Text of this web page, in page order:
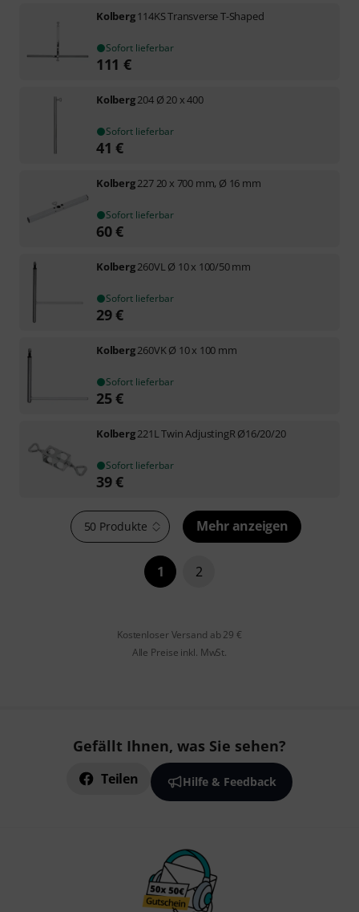
Kolberg114KS Transverse T-Shaped
Sofort lieferbar
111 €
Kolberg204 Ø 20 x 400
Sofort lieferbar
41 €
Kolberg227 20 x 700 mm, Ø 16 mm
Sofort lieferbar
60€
Kolberg260VL Ø 10 x 100/50 mm
Sofort lieferbar
29€
Kolberg260VK Ø 10 x 100 mm
Sofort lieferbar
25€
Kolberg221L Twin AdjustingR Ø16/20/20
Sofort lieferbar
39€
50 Produkte Mehr anzeigen
1 2
Kostenloser Versand ab 29 €
Alle Preise inkl. MwSt.
Gefällt Ihnen, was Sie sehen?
Teilen Hilfe & Feedback